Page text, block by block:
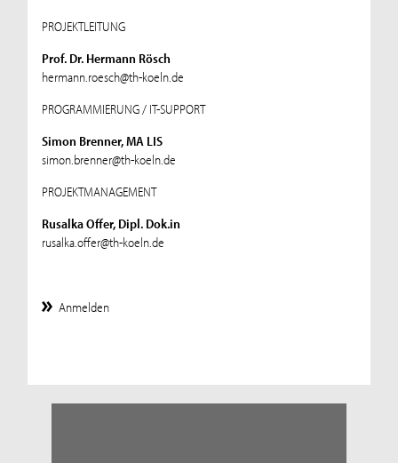
PROJEKTLEITUNG
Prof. Dr. Hermann Rösch
hermann.roesch@th-koeln.de
PROGRAMMIERUNG / IT-SUPPORT
Simon Brenner, MA LIS
simon.brenner@th-koeln.de
PROJEKTMANAGEMENT
Rusalka Offer, Dipl. Dok.in
rusalka.offer@th-koeln.de
Anmelden